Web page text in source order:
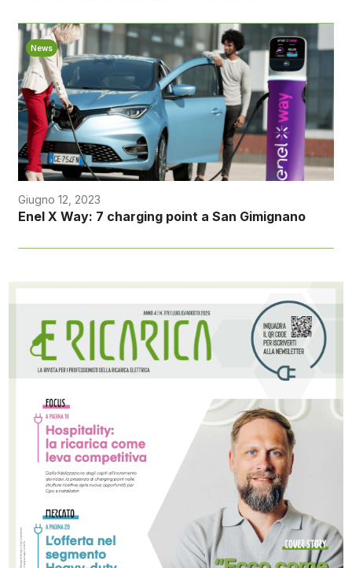
News
Giugno 12, 2023
Enel X Way: 7 charging point a San Gimignano